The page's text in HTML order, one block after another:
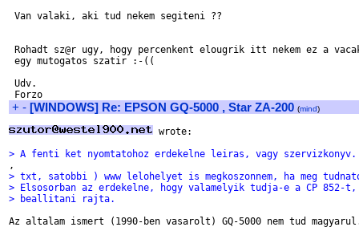
Van valaki, aki tud nekem segiteni ??
Rohadt sz@r ugy, hogy percenkent elougrik itt nekem ez a
egy mutogatos szatir :-((
Udv.
+ - [WINDOWS] Re: EPSON GQ-5000 , Star ZA-200 (mind)
wrote:
> A fenti ket nyomtatohoz erdekelne leiras, vagy
> txt, satobbi ) www lelohelyet is megkoszonnem, ha meg
> Elsosorban az erdekelne, hogy valamelyik tudja-e a CP 852-
> beallitani rajta.
Az altalam ismert (1990-ben vasarolt) GQ-5000 nem tud